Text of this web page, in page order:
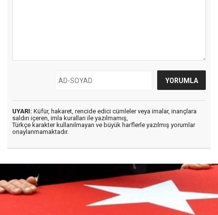
UYARI: Küfür, hakaret, rencide edici cümleler veya imalar, inançlara
saldırı içeren, imla kuralları ile yazılmamış,
Türkçe karakter kullanılmayan ve büyük harflerle yazılmış yorumlar
onaylanmamaktadır.